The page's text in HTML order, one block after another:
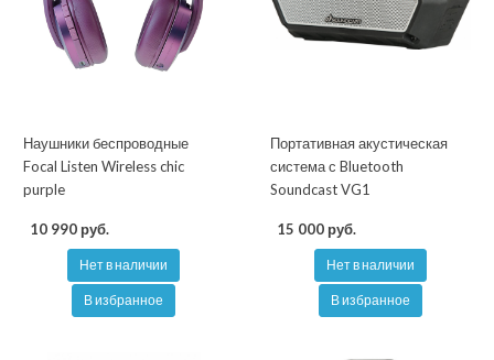
Наушники беспроводные
Focal Listen Wireless chic
purple
10 990 руб.
Нет в наличии
В избранное
Портативная акустическая
система с Bluetooth
Soundcast VG1
15 000 руб.
Нет в наличии
В избранное